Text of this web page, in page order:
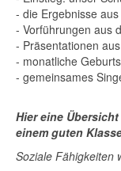
- die Ergebnisse
- Vorführungen aus
- Präsentationen
- monatliche
- gemeinsames
Hier eine
einem guten
Soziale Fähigkeiten